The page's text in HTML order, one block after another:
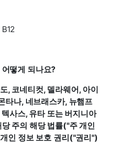
떻게 되나요?
, 코네티컷, 델라웨어, 아이
타나, 네브래스카, 뉴햄프
사스, 유타 또는 버지니아
주의 해당 법률("주 개인
인 정보 보호 권리("권리")